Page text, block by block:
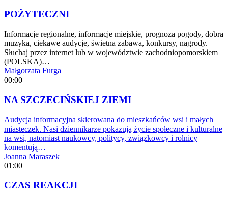
POŻYTECZNI
Informacje regionalne, informacje miejskie, prognoza pogody, dobra
muzyka, ciekawe audycje, świetna zabawa, konkursy, nagrody.
Słuchaj przez internet lub w województwie zachodniopomorskiem
(POLSKA)…
Małgorzata Furga
00:00
NA SZCZECIŃSKIEJ ZIEMI
Audycja informacyjna skierowana do mieszkańców wsi i małych
miasteczek. Nasi dziennikarze pokazują życie społeczne i kulturalne
na wsi, natomiast naukowcy, politycy, związkowcy i rolnicy
komentują…
Joanna Maraszek
01:00
CZAS REAKCJI